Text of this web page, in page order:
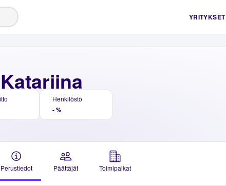
YRITYKSET
Henkilöstö
- %
Perustiedot Päättäjät Toimipaikat